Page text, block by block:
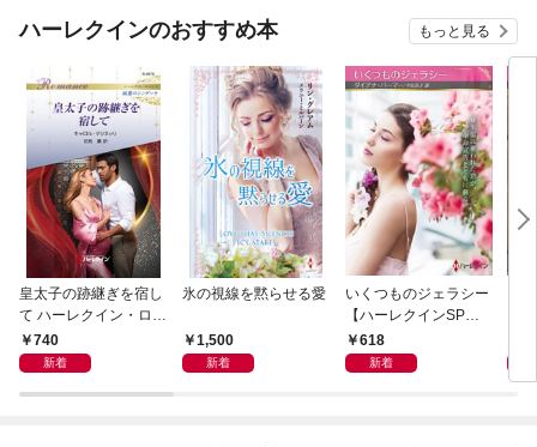
ハーレクインのおすすめ本 もっと見る
皇太子の跡継ぎを宿し
て ハーレクイン・ロマ
ンス～純潔のシンデレ
ラ～
740
新着
氷の視線を黙らせる愛
1,500
新着
いくつものジェラシー
【ハーレクインSP文
庫版】
618
新着